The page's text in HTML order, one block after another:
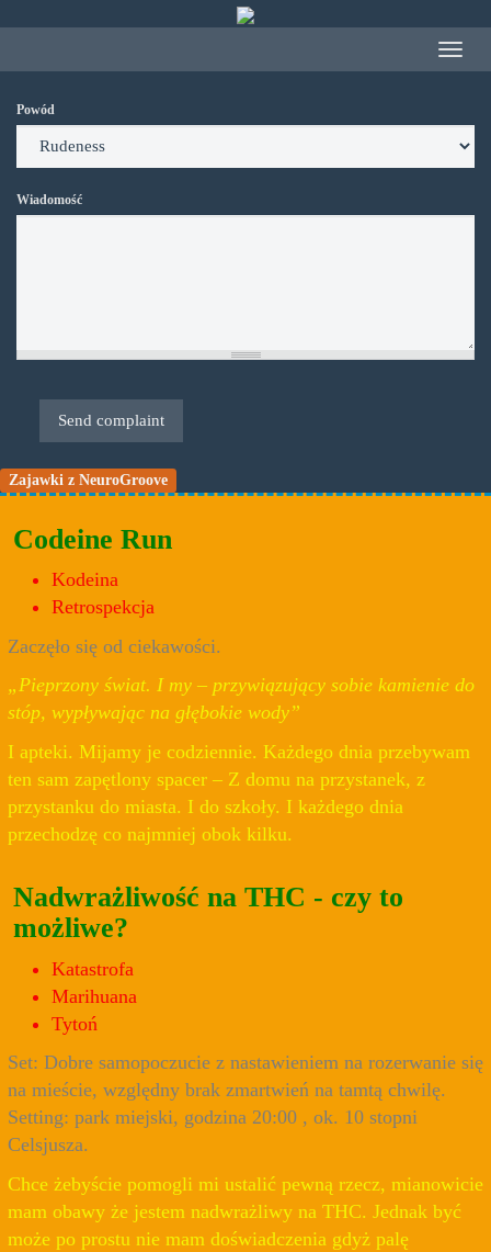
treści
Toggle
Powód
Wiadomość
Send complaint
Zajawki z NeuroGroove
Codeine Run
Kodeina
Retrospekcja
Zaczęło się od ciekawości.
„Pieprzony świat. I my – przywiązujący sobie kamienie do
stóp, wypływając na głębokie wody”
I apteki. Mijamy je codziennie. Każdego dnia przebywam
ten sam zapętlony spacer – Z domu na przystanek, z
przystanku do miasta. I do szkoły. I każdego dnia
przechodzę co najmniej obok kilku.
Nadwrażliwość na THC - czy to
możliwe?
Katastrofa
Marihuana
Tytoń
Set: Dobre samopoczucie z nastawieniem na rozerwanie się
na mieście, względny brak zmartwień na tamtą chwilę.
Setting: park miejski, godzina 20:00 , ok. 10 stopni
Celsjusza.
Chce żebyście pomogli mi ustalić pewną rzecz, mianowicie
mam obawy że jestem nadwrażliwy na THC. Jednak być
może po prostu nie mam doświadczenia gdyż palę